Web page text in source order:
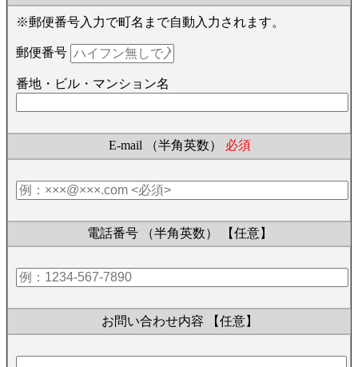
※郵便番号入力で町名まで自動入力されます。
郵便番号
番地・ビル・マンション名
E-mail （半角英数） 必須
電話番号 （半角英数） 【任意】
お問い合わせ内容 【任意】